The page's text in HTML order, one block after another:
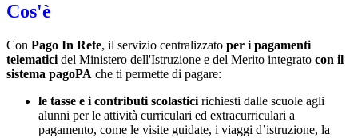
Cos'è
Con Pago In Rete, il servizio centralizzato per i pagamenti
telematici del Ministero dell'Istruzione e del Merito integrato con il
sistema pagoPA che ti permette di pagare:
le tasse e i contributi scolastici richiesti dalle scuole agli
alunni per le attività curriculari ed extracurriculari a
pagamento, come le visite guidate, i viaggi d’istruzione, la